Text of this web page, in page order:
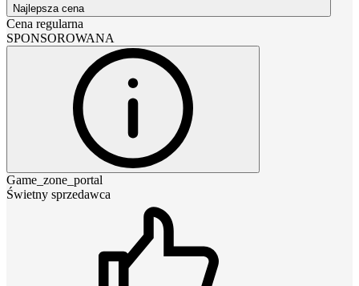
Najlepsza cena
Cena regularna
SPONSOROWANA
Game_zone_portal
Świetny sprzedawca